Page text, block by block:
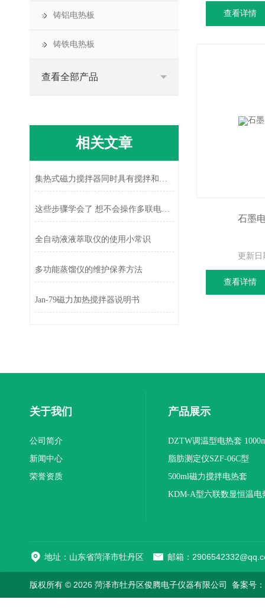
铸铝电热板
铸铁电热板
查看全部产品
相关文章
集热式磁力搅拌器同时具有搅拌和加热两个功能
这些步骤学会了 想不会操作多联电热套电热套都难
全自动液液萃取仪的使用小常识
多功能蒸馏仪的维护保养方法
Jan-79磁力加热搅拌器说明书
查看详情
石墨
更新日
查看详情
关于我们
公司简介
新闻中心
荣誉资质
产品展示
DZTW调温型电热套
联
脂肪测定仪SZF-06C型
500ml磁力搅拌电热套
KDM-A型六联数显恒温电
地址：山东省菏泽市牡丹区 邮箱：
版权所有 © 2026 菏泽市牡丹区俊腾电子仪器有限公司 备案号